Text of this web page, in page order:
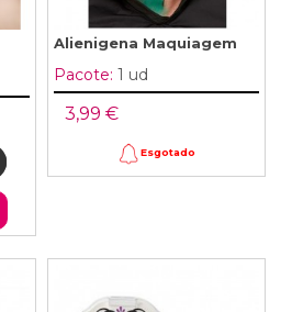
Alienigena Maquiagem
Pacote: 1 ud
3,99 €
Esgotado